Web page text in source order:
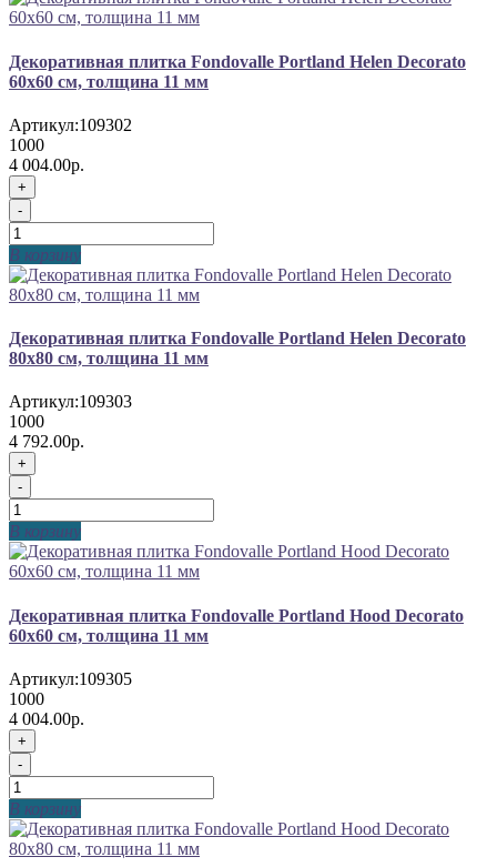
Декоративная плитка Fondovalle Portland Helen Decorato
60x60 см, толщина 11 мм
Артикул:109302
1000
4 004.00р.
+
-
В корзину
Декоративная плитка Fondovalle Portland Helen Decorato
80x80 см, толщина 11 мм
Артикул:109303
1000
4 792.00р.
+
-
В корзину
Декоративная плитка Fondovalle Portland Hood Decorato
60x60 см, толщина 11 мм
Артикул:109305
1000
4 004.00р.
+
-
В корзину